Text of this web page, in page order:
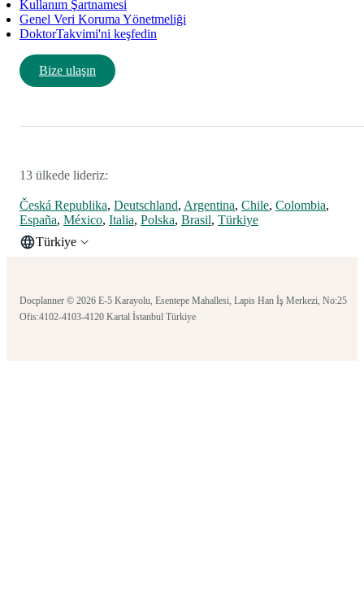
Kullanım Şartnamesi
Genel Veri Koruma Yönetmeliği
DoktorTakvimi'ni keşfedin
Bize ulaşın
13 ülkede lideriz:
Česká Republika, Deutschland, Argentina, Chile, Colombia,
España, México, Italia, Polska, Brasil, Türkiye
Türkiye
Docplanner © 2026 E-5 Karayolu, Esentepe Mahallesi, Lapis Han İş Merkezi, No:25
Ofis:4102-4103-4120 Kartal İstanbul Türkiye